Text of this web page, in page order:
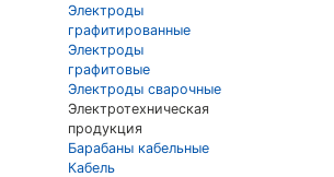
Электроды
графитированные
Электроды
графитовые
Электроды сварочные
Электротехническая
продукция
Барабаны кабельные
Кабель